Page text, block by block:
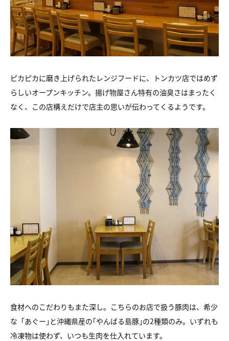
ピカピカに磨き上げられたレンジフードに、
トンカツ店ではめず
らしいオープンキッチン。 揚げ物屋さん特有の油臭さはまったく
なく、 この店構えだけで店主の思いが伝わってくるようです。
食材へのこだわりもまた深し。こちらのお店で扱う豚肉は、 希少
な「あぐー｣と沖縄県産の｢やんばる島豚｣の2種類のみ。 いずれも
冷凍物は使わず、いつも生肉を仕入れています。